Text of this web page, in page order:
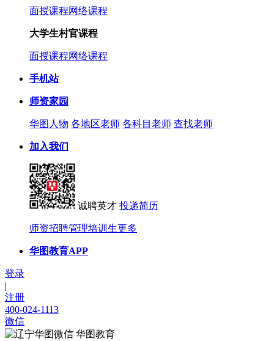
面授课程网络课程
大学生村官课程
面授课程网络课程
手机站
师资家园
华图人物 各地区老师 各科目老师 查找老师
加入我们
诚聘英才 投递简历
师资招聘管理培训生更多
华图教育APP
登录
|
注册
400-024-1113
微信
华图教育